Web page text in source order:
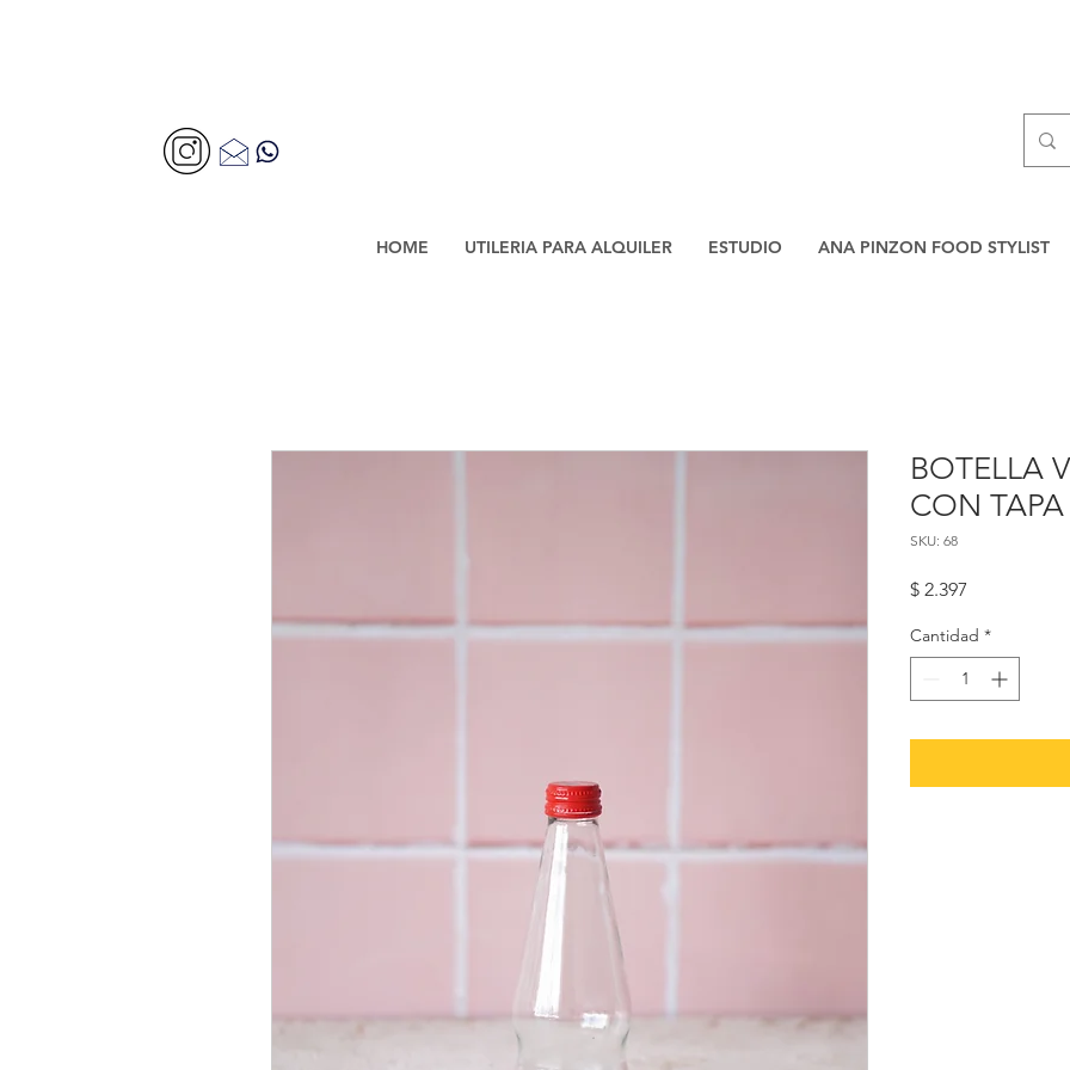
HOME UTILERIA PARA ALQUILER ESTUDIO ANA PINZON FOOD STYLIST
BOTELLA
CON
SKU: 68
$ 2.397
Cantidad *